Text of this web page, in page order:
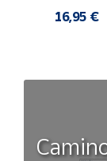
16,95 €